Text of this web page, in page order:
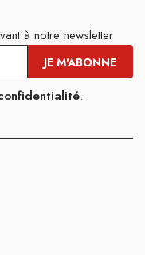
à notre newsletter
.